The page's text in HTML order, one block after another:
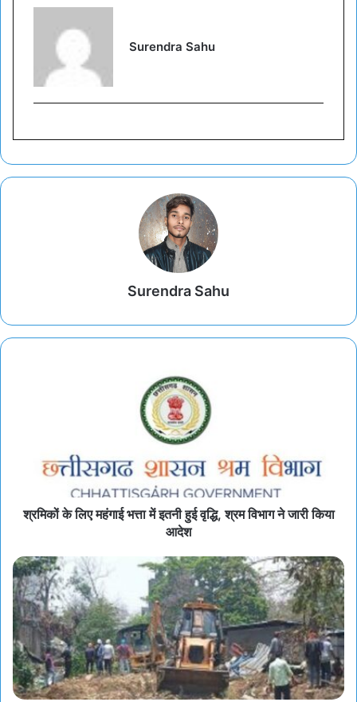
Surendra Sahu
Surendra Sahu
श्रमिकों के लिए महंगाई भत्ता में इतनी हुई वृद्धि, श्रम विभाग ने जारी किया
आदेश